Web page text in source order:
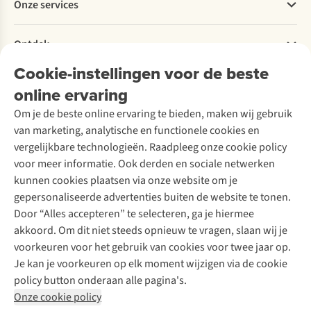
Cookie-instellingen voor de beste
online ervaring
Om je de beste online ervaring te bieden, maken wij gebruik
van marketing, analytische en functionele cookies en
vergelijkbare technologieën. Raadpleeg onze cookie policy
voor meer informatie. Ook derden en sociale netwerken
kunnen cookies plaatsen via onze website om je
gepersonaliseerde advertenties buiten de website te tonen.
Door “Alles accepteren” te selecteren, ga je hiermee
akkoord. Om dit niet steeds opnieuw te vragen, slaan wij je
voorkeuren voor het gebruik van cookies voor twee jaar op.
Je kan je voorkeuren op elk moment wijzigen via de cookie
policy button onderaan alle pagina's.
Onze cookie policy
Levering
Retourneren
Bestelling herroepen
Garantie
Contact
Explore More
Verantwoord ondernemen
Over Ayacucho
Onze winkels
Over A.S.Adventure
Toegankelijkheidsverklaring
Onze services
Ski-onderhoud
Wasservice
Schoenonderhoud
Schoenherstelling
Kledingherstelling
Retouches
Voor bedrijven
Ontdek
A.S.Magazine
Podcast
Explore Academy
Explore Camp
Gear Check
Inspiratie & advies
Meld je aan voor de nieuwsbrief
Follow us
Disclaimer Privacy Policy
Algemene voorwaarden
Cookie Policy